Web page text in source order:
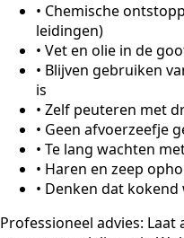
• Chemische
leidingen)
• Vet en olie in de
• Blijven gebruiken
is
• Zelf peuteren met
• Geen afvoerzeefje
• Te lang wachten
• Haren en zeep
• Denken dat
Professioneel advies: Laat